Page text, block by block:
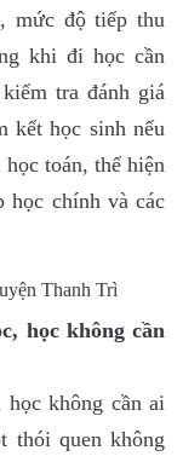
mức độ tiếp thu
khi đi học cần
tra đánh giá
kết học sinh nếu
toán, thể hiện
học chính và các
học không cần
không cần ai
thói quen không